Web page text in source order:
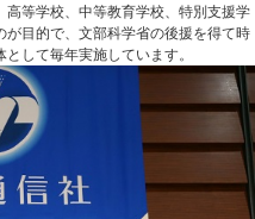
高等学校、中等教育学校、特別支援学
目的で、文部科学省の後援を得て時
して毎年実施しています。